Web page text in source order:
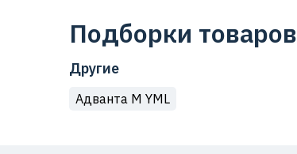
Подборки товаров
Другие
Адванта М YML